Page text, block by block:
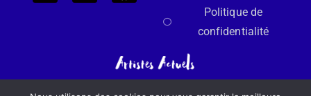
Politique de
confidentialité